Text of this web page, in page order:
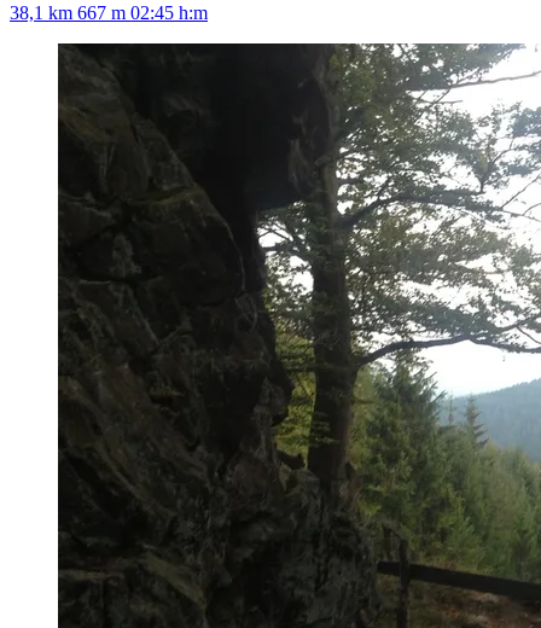
38,1 km 667 m 02:45 h:m